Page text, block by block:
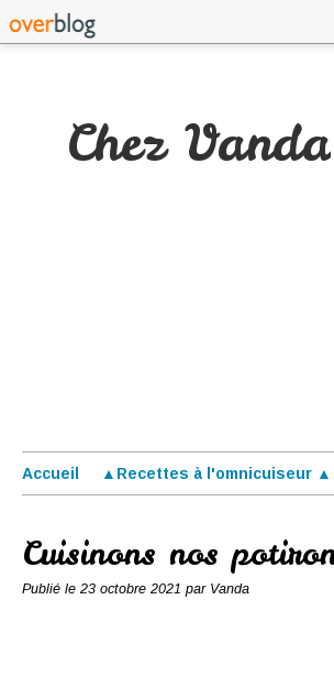
Chez Vanda
Accueil ▲Recettes à l'omnicuiseur ▲
Cuisinons nos
Publié le 23 octobre 2021 par Vanda